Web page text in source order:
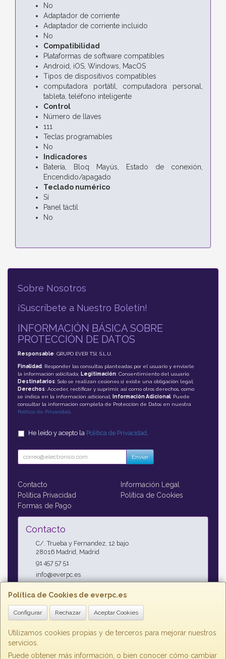
No
Adaptador de corriente
Adaptador de corriente incluido
No
Compatibilidad
Plataformas de software compatibles
Android, iOS, Windows, MacOS
Tipos de dispositivos compatibles
computadora portátil, computadora personal,
tableta, teléfono inteligente
Control
Número de llaves
111
Teclas programables
No
Indicadores
Batería, Bloq Mayús, Estado de conexión,
Encendido/apagado
Teclado numérico
Sí
Panel táctil
No
Política de Cookies de everpc.es
Configurar Rechazar Aceptar Cookies
Utilizamos cookies propias y de terceros para mejorar nuestros
servicios.
Puede obtener más información, o bien conocer cómo cambiar
Sobre Nosotros
¡Suscríbete a Nuestro Boletín!
INFORMACIÓN BÁSICA SOBRE
PROTECCIÓN DE DATOS
Responsable: GRUPO EVER TSI, S.L.U.
Finalidad: Responder las consultas planteadas por el usuario y enviarle
la información solicitada; Legitimación: Consentimiento del usuario;
Destinatarios: Solo se realizan cesiones si existe una obligación legal;
Derechos: Acceder, rectificar y suprimir, así como otros derechos, como
se indica en la información adicional;
Información Adicional: Puede
consultar la información completa de Protección de Datos en nuestra
Política de Privacidad
He leído y acepto la Política de Privacidad
Enviar
Contacto
Información Legal
Política Privacidad
Política de Cookies
Formas de Pago
Contacto
C/. Trueba y Fernandez, 12 bajo
28016 Madrid Madrid
91 457 57 51
info@everpc.es
Horario
Horario continuo : Lunes a Jueves 09:00h - 19:00h, Viernes
09:00h - 14:00h